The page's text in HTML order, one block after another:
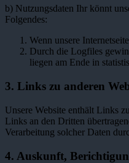
b) Nutzungsdaten Ihr könnt
Folgendes:
Wenn unsere
Durch die Logfiles
liegen am Ende in
3. Links zu anderen
Unsere Website enthält Links
Links an den Dritten
Verarbeitung solcher Daten
4. Auskunft,